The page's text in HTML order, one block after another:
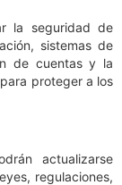
la seguridad de
sistemas de
de cuentas y la
proteger a los
actualizarse
regulaciones,